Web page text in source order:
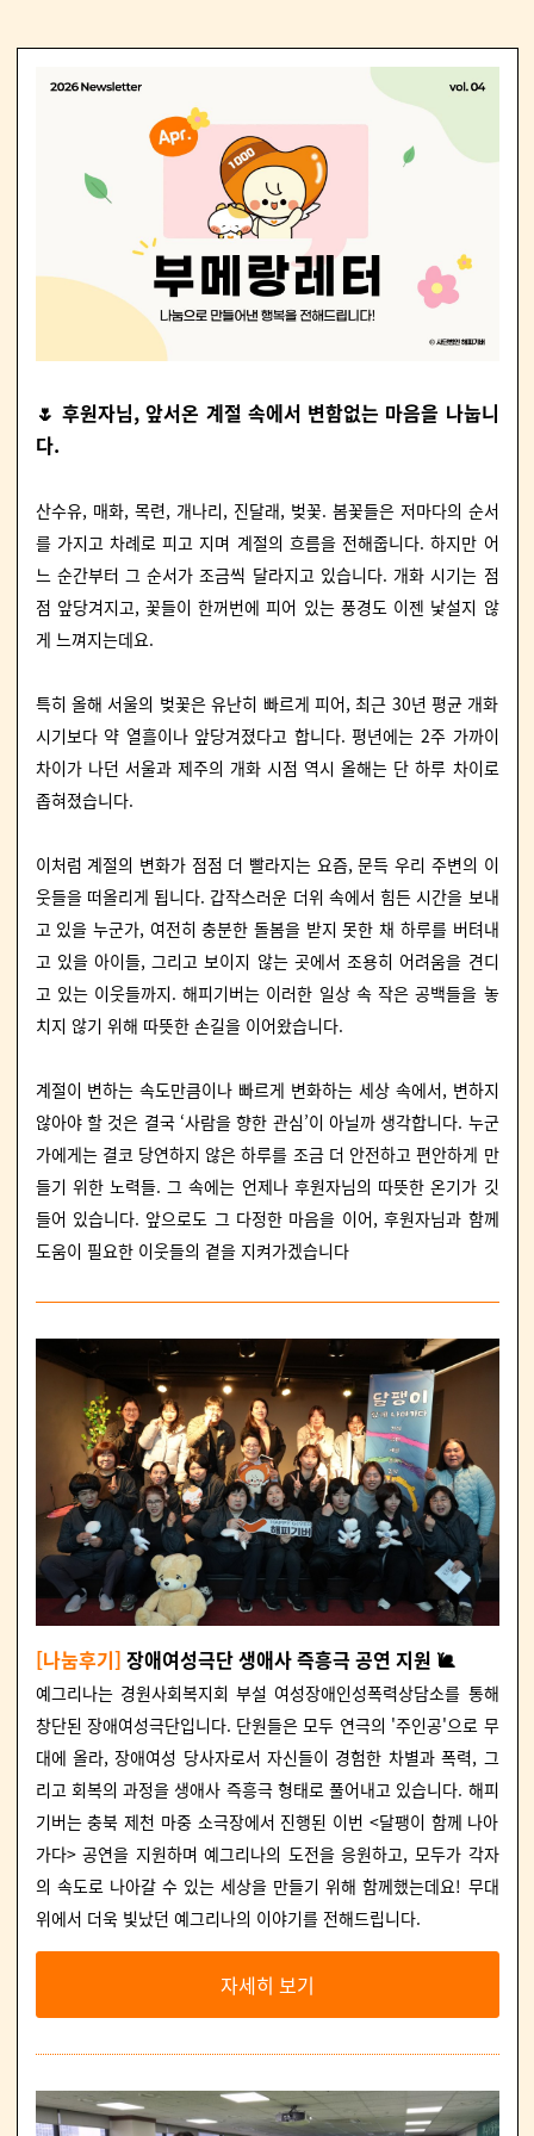
🌷 후원자님, 앞서온 계절 속에서 변함없는 마음을 나눕니
다.
산수유, 매화, 목련, 개나리, 진달래, 벚꽃. 봄꽃들은 저마다의 순서
를 가지고 차례로 피고 지며 계절의 흐름을 전해줍니다. 하지만 어
느 순간부터 그 순서가 조금씩 달라지고 있습니다. 개화 시기는 점
점 앞당겨지고, 꽃들이 한꺼번에 피어 있는 풍경도 이젠 낯설지 않
게 느껴지는데요.
특히 올해 서울의 벚꽃은 유난히 빠르게 피어, 최근 30년 평균 개화
시기보다 약 열흘이나 앞당겨졌다고 합니다. 평년에는 2주 가까이
차이가 나던 서울과 제주의 개화 시점 역시 올해는 단 하루 차이로
좁혀졌습니다.
이처럼 계절의 변화가 점점 더 빨라지는 요즘, 문득 우리 주변의 이
웃들을 떠올리게 됩니다. 갑작스러운 더위 속에서 힘든 시간을 보내
고 있을 누군가, 여전히 충분한 돌봄을 받지 못한 채 하루를 버텨내
고 있을 아이들, 그리고 보이지 않는 곳에서 조용히 어려움을 견디
고 있는 이웃들까지. 해피기버는 이러한 일상 속 작은 공백들을 놓
치지 않기 위해 따뜻한 손길을 이어왔습니다.
계절이 변하는 속도만큼이나 빠르게 변화하는 세상 속에서, 변하지
않아야 할 것은 결국 ‘사람을 향한 관심’이 아닐까 생각합니다. 누군
가에게는 결코 당연하지 않은 하루를 조금 더 안전하고 편안하게 만
들기 위한 노력들. 그 속에는 언제나 후원자님의 따뜻한 온기가 깃
들어 있습니다. 앞으로도 그 다정한 마음을 이어, 후원자님과 함께
도움이 필요한 이웃들의 곁을 지켜가겠습니다
[나눔후기] 장애여성극단 생애사 즉흥극 공연 지원 🐌
예그리나는 경원사회복지회 부설 여성장애인성폭력상담소를 통해
창단된 장애여성극단입니다. 단원들은 모두 연극의 '주인공'으로 무
대에 올라, 장애여성 당사자로서 자신들이 경험한 차별과 폭력, 그
리고 회복의 과정을 생애사 즉흥극 형태로 풀어내고 있습니다. 해피
기버는 충북 제천 마중 소극장에서 진행된 이번 <달팽이 함께 나아
가다> 공연을 지원하며 예그리나의 도전을 응원하고, 모두가 각자
의 속도로 나아갈 수 있는 세상을 만들기 위해 함께했는데요! 무대
위에서 더욱 빛났던 예그리나의 이야기를 전해드립니다.
자세히 보기